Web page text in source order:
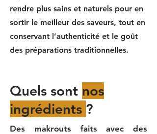
rendre plus sains et naturels pour en
sortir le meilleur des saveurs, tout en
conservant l’authenticité et le goût
des préparations traditionnelles.
Quels sont nos
ingrédients ?
Des makrouts faits avec des